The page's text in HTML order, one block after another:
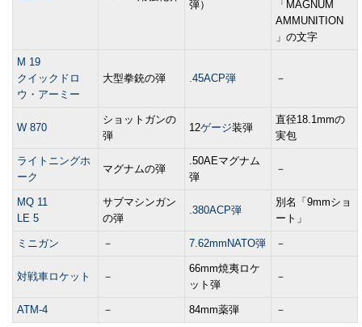
弾）
「MAGNUM
AMMUNITION
」の文字
M 19
クイックドロ
ウ・アーミー
大型拳銃の弾 .45ACP弾 －
W 870
ショットガンの
弾
12ゲージ装弾
直径18.1mmの
実包
ライトニングホ
ーク
マグナムの弾
.50AEマグナム
弾
－
MQ 11
LE 5
サブマシンガン
の弾
.380ACP弾
別名「9mmショ
ート」
ミニガン － 7.62mmNATO弾 －
対戦車ロケット －
66mm焼夷ロケ
ット弾
－
ATM-4 － 84mm薬弾 －